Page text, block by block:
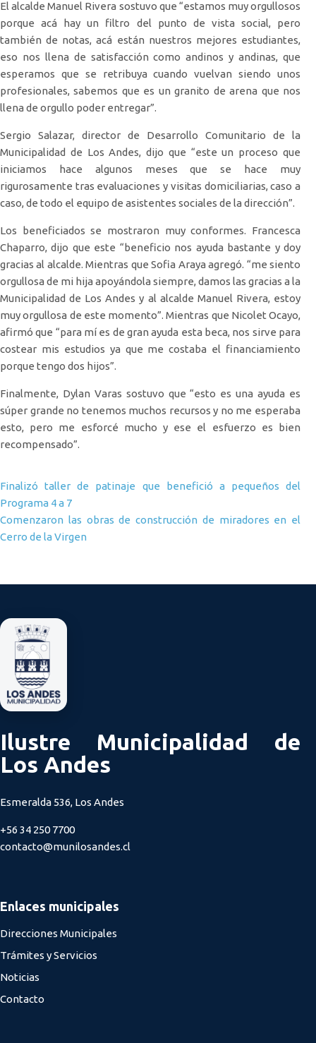
El alcalde Manuel Rivera sostuvo que “estamos muy orgullosos
porque acá hay un filtro del punto de vista social, pero
también de notas, acá están nuestros mejores estudiantes,
eso nos llena de satisfacción como andinos y andinas, que
esperamos que se retribuya cuando vuelvan siendo unos
profesionales, sabemos que es un granito de arena que nos
llena de orgullo poder entregar”.
Sergio Salazar, director de Desarrollo Comunitario de la
Municipalidad de Los Andes, dijo que “este un proceso que
iniciamos hace algunos meses que se hace muy
rigurosamente tras evaluaciones y visitas domiciliarias, caso a
caso, de todo el equipo de asistentes sociales de la dirección”.
Los beneficiados se mostraron muy conformes. Francesca
Chaparro, dijo que este “beneficio nos ayuda bastante y doy
gracias al alcalde. Mientras que Sofia Araya agregó. “me siento
orgullosa de mi hija apoyándola siempre, damos las gracias a la
Municipalidad de Los Andes y al alcalde Manuel Rivera, estoy
muy orgullosa de este momento”. Mientras que Nicolet Ocayo,
afirmó que “para mí es de gran ayuda esta beca, nos sirve para
costear mis estudios ya que me costaba el financiamiento
porque tengo dos hijos”.
Finalmente, Dylan Varas sostuvo que “esto es una ayuda es
súper grande no tenemos muchos recursos y no me esperaba
esto, pero me esforcé mucho y ese el esfuerzo es bien
recompensado”.
Navegación de entradas
Finalizó taller de patinaje que benefició a pequeños del
Programa 4 a 7
Comenzaron las obras de construcción de miradores en el
Cerro de la Virgen
Ilustre Municipalidad de
Los Andes
Esmeralda 536, Los Andes
+56 34 250 7700
contacto@munilosandes.cl
Enlaces municipales
Direcciones Municipales
Trámites y Servicios
Noticias
Contacto